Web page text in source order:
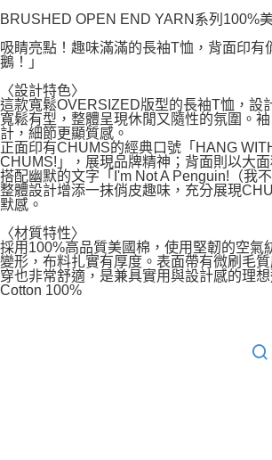
BRUSHED OPEN END YARN系列100%
吸睛亮點！趣味滿滿的長袖T恤，背面印有
鵝！」
〈設計特色〉
這款寬鬆OVERSIZED版型的長袖T恤，設
寬鬆有型，整體呈現休閒又隨性的氛圍。
計，細節更顯質感。
正面印有CHUMS的經典口號「HANG
CHUMS!」，展現品牌精神；背面則以大
搭配幽默的文字「I'm Not A Penguin!（我
整體設計增添一抹俏皮趣味，充分展現
默感。
〈材質特性〉
採用100%高品質美國棉，使用堅韌的空氣
變形，布料扎實有厚度。表面帶有微刷毛
穿也非常舒適，是兼具實用與設計感的理想
Cotton 100%